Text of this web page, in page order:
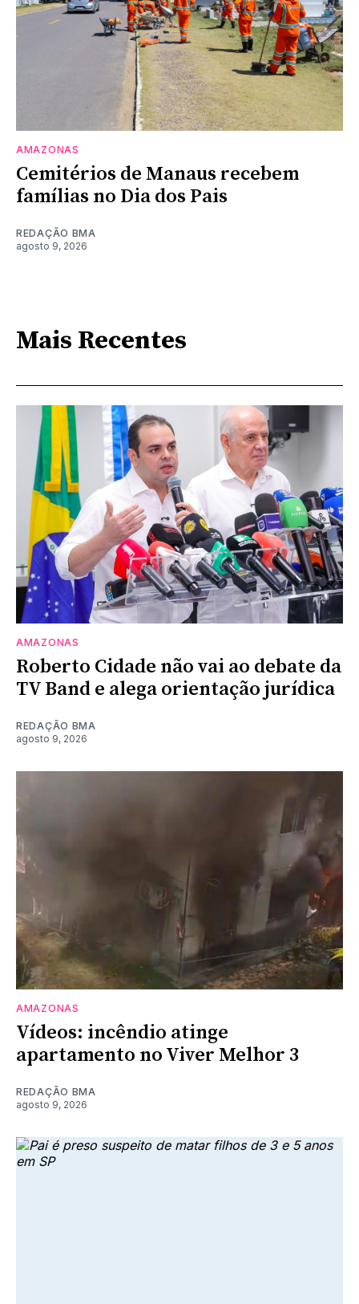
AMAZONAS
Cemitérios de Manaus recebem
famílias no Dia dos Pais
REDAÇÃO BMA
agosto 9, 2026
Mais Recentes
AMAZONAS
Roberto Cidade não vai ao debate da
TV Band e alega orientação jurídica
REDAÇÃO BMA
agosto 9, 2026
AMAZONAS
Vídeos: incêndio atinge
apartamento no Viver Melhor 3
REDAÇÃO BMA
agosto 9, 2026